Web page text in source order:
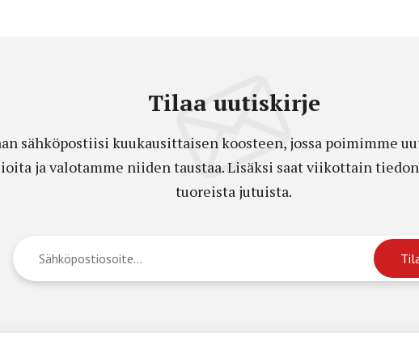
Tilaa uutiskirje
sähköpostiisi kuukausittaisen koosteen, jossa poimimme
ja valotamme niiden taustaa. Lisäksi saat viikottain
tuoreista jutuista.